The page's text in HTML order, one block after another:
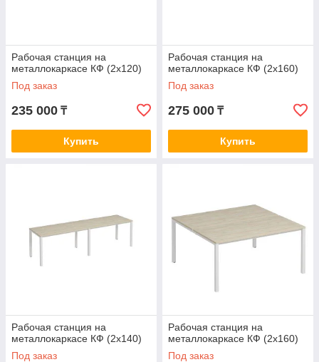
Рабочая станция на
металлокаркасе КФ (2х120)
Под заказ
235 000 ₸
Купить
Рабочая станция на
металлокаркасе КФ (2х160)
Под заказ
275 000 ₸
Купить
Рабочая станция на
металлокаркасе КФ (2х140)
Под заказ
Рабочая станция на
металлокаркасе КФ (2х160)
Под заказ